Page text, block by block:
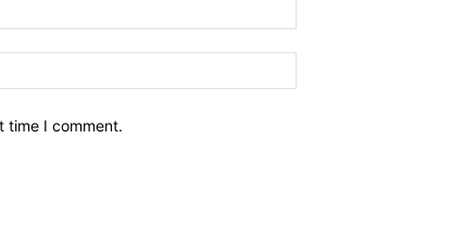
time I comment.